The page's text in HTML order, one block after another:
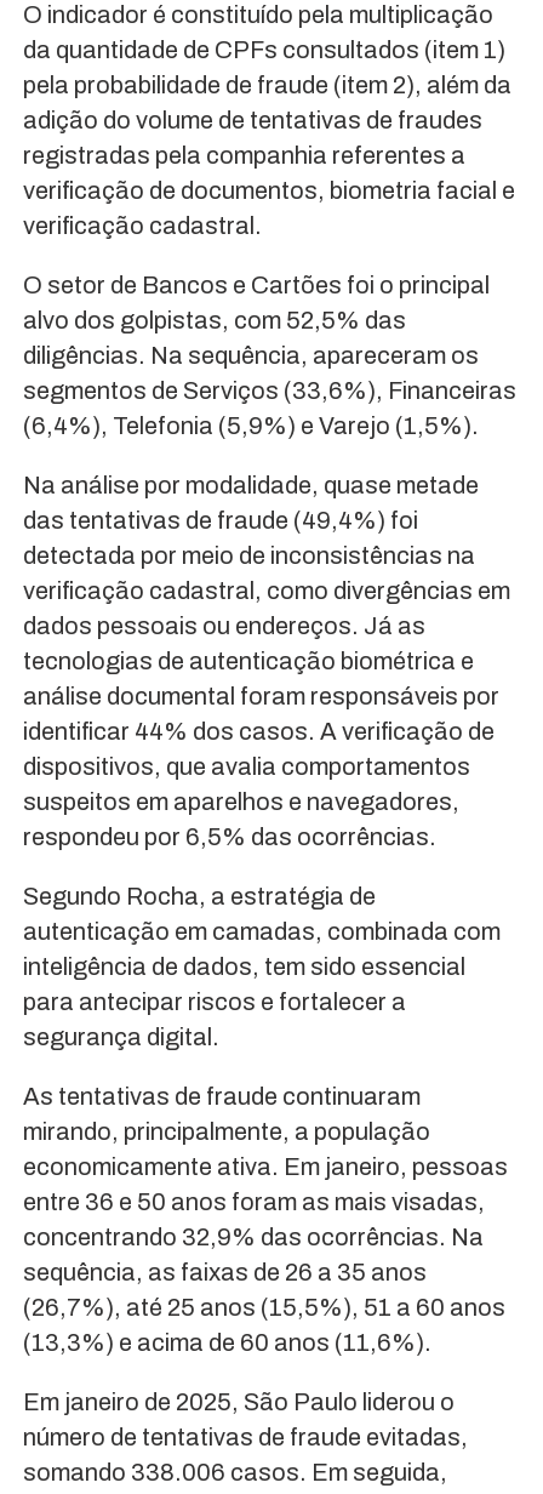
O indicador é constituído pela multiplicação
da quantidade de CPFs consultados (item 1)
pela probabilidade de fraude (item 2), além da
adição do volume de tentativas de fraudes
registradas pela companhia referentes a
verificação de documentos, biometria facial e
verificação cadastral.
O setor de Bancos e Cartões foi o principal
alvo dos golpistas, com 52,5% das
diligências. Na sequência, apareceram os
segmentos de Serviços (33,6%), Financeiras
(6,4%), Telefonia (5,9%) e Varejo (1,5%).
Na análise por modalidade, quase metade
das tentativas de fraude (49,4%) foi
detectada por meio de inconsistências na
verificação cadastral, como divergências em
dados pessoais ou endereços. Já as
tecnologias de autenticação biométrica e
análise documental foram responsáveis por
identificar 44% dos casos. A verificação de
dispositivos, que avalia comportamentos
suspeitos em aparelhos e navegadores,
respondeu por 6,5% das ocorrências.
Segundo Rocha, a estratégia de
autenticação em camadas, combinada com
inteligência de dados, tem sido essencial
para antecipar riscos e fortalecer a
segurança digital.
As tentativas de fraude continuaram
mirando, principalmente, a população
economicamente ativa. Em janeiro, pessoas
entre 36 e 50 anos foram as mais visadas,
concentrando 32,9% das ocorrências. Na
sequência, as faixas de 26 a 35 anos
(26,7%), até 25 anos (15,5%), 51 a 60 anos
(13,3%) e acima de 60 anos (11,6%).
Em janeiro de 2025, São Paulo liderou o
número de tentativas de fraude evitadas,
somando 338.006 casos. Em seguida,